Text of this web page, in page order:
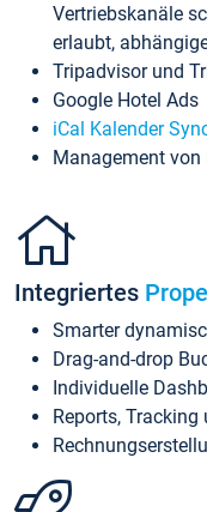
Vertriebskanäle
erlaubt,
Tripadvisor und
Google Hotel Ads
iCal Kalender
Management von
Integriertes
Smarter
Drag-and-drop
Individuelle
Reports,